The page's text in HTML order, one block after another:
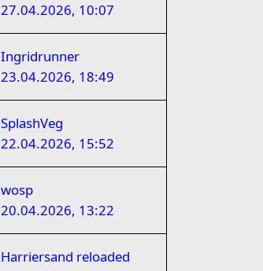
27.04.2026, 10:07
Ingridrunner
23.04.2026, 18:49
SplashVeg
22.04.2026, 15:52
wosp
20.04.2026, 13:22
Harriersand reloaded